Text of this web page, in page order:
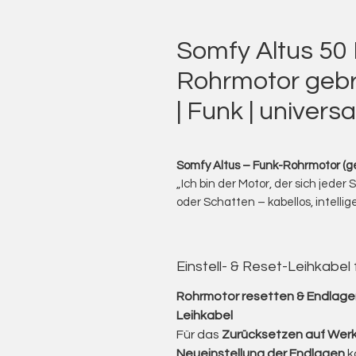
Somfy Altus 50
Rohrmotor
| Funk |
Somfy Altus – Funk-Rohrmotor
„Ich bin der Motor, der sich
oder Schatten – kabellos,
Technology Somfy) mit der
wodurch sie flexibel in
Systeme integriert werden kann.
Dank der integrierten
steuern – per Handsender,
Einstell- & Reset-
Rohrmotor resetten &
Leihkabel
Für das Zurücksetzen auf
Neueinstellung der Endlagen